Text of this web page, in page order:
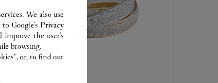
We also use
toGoogle's Privacy
the user’s
browsing.
or, to find out